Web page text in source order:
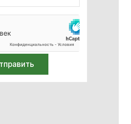
нержавеющей стали
для